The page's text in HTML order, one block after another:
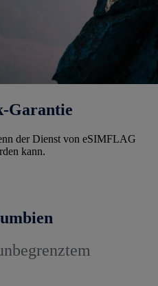
Garantie
der Dienst von eSIMFLAG
kann.